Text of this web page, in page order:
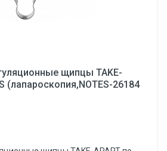
щипцы TAKE-
(лапароскопия,NOTES-26184